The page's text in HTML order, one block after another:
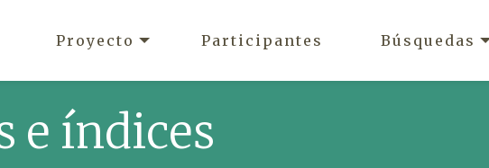
Proyecto Participantes Búsquedas
e índices